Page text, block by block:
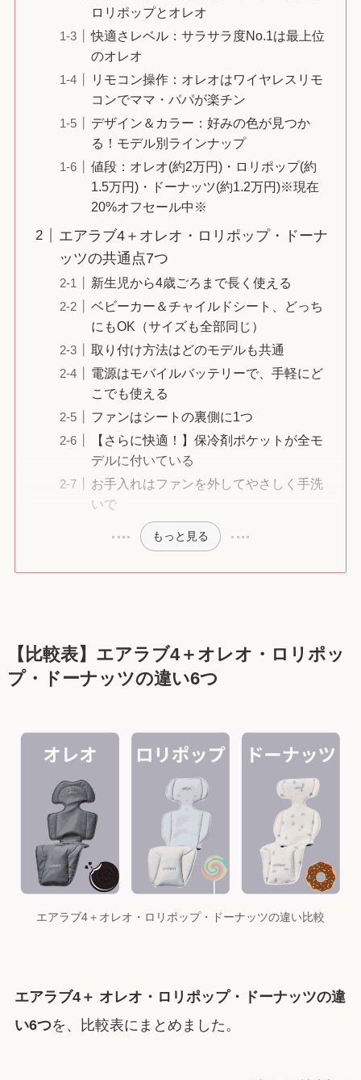
ロリポップとオレオ
快適さレベル：サラサラ度No.1は最上位
のオレオ
リモコン操作：オレオはワイヤレスリモ
コンでママ・パパが楽チン
デザイン＆カラー：好みの色が見つか
る！モデル別ラインナップ
値段：オレオ(約2万円)・ロリポップ(約
1.5万円)・ドーナッツ(約1.2万円)※現在
20%オフセール中※
エアラブ4＋オレオ・ロリポップ・ドーナ
ッツの共通点7つ
新生児から4歳ごろまで長く使える
ベビーカー＆チャイルドシート、どっち
にもOK（サイズも全部同じ）
取り付け方法はどのモデルも共通
電源はモバイルバッテリーで、手軽にど
こでも使える
ファンはシートの裏側に1つ
【さらに快適！】保冷剤ポケットが全モ
デルに付いている
お手入れはファンを外してやさしく手洗
いで
もっと見る
【比較表】エアラブ4＋オレオ・ロリポッ
プ・ドーナッツの違い6つ
エアラブ4＋オレオ・ロリポップ・ドーナッツの違い比較
エアラブ4＋ オレオ・ロリポップ・ドーナッツの違
い6つを、比較表にまとめました。